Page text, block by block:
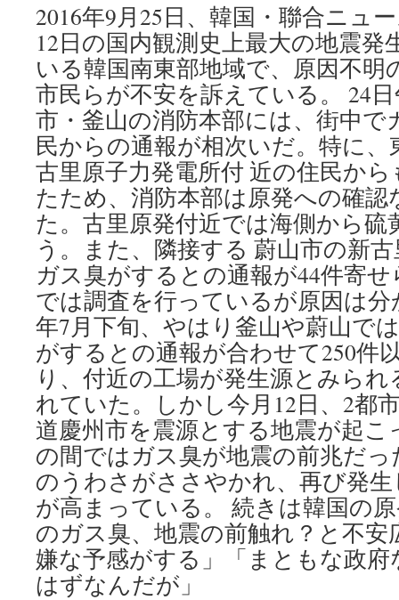
2016年9月25日、韓国・聯合ニュ
12日の国内観測史上最大の地震
いる韓国南東部地域で、原因不明
市民らが不安を訴えている。 24
市・釜山の消防本部には、街中
民からの通報が相次いだ。特に
古里原子力発電所付 近の住民か
たため、消防本部は原発への確
た。古里原発付近では海側から
う。また、隣接する 蔚山市の新
ガス臭がするとの通報が44件寄
では調査を行っているが原因は
年7月下旬、やはり釜山や蔚山で
がするとの通報が合わせて250件
り、付近の工場が発生源とみら
れていた。しかし今月12日、2都
道慶州市を震源とする地震が起
の間ではガス臭が地震の前兆だ
のうわさがささやかれ、再び発
が高まっている。 続きは韓国の
のガス臭、地震の前触れ？と不
嫌な予感がする」「まともな政
はずなんだが」